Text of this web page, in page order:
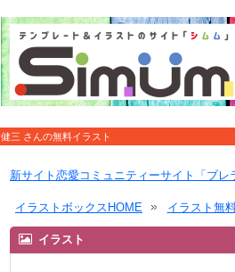
健三 さんの無料イラスト
新サイト恋愛コミュニティーサイト「ブレ
イラストボックスHOME イラスト無
イラスト